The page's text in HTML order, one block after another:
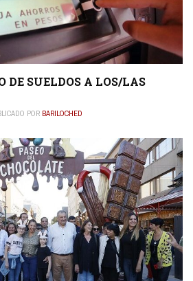
DE SUELDOS A LOS/LAS
POR BARILOCHED